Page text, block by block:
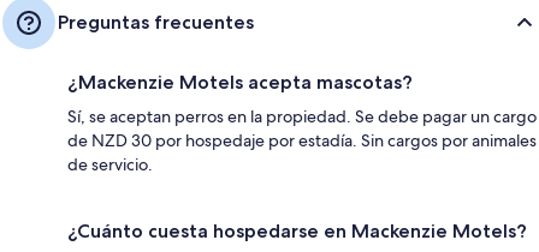
Preguntas frecuentes
¿Mackenzie Motels acepta mascotas?
Sí, se aceptan perros en la propiedad. Se debe pagar un cargo
de NZD 30 por hospedaje por estadía. Sin cargos por animales
de servicio.
¿Cuánto cuesta hospedarse en Mackenzie Motels?